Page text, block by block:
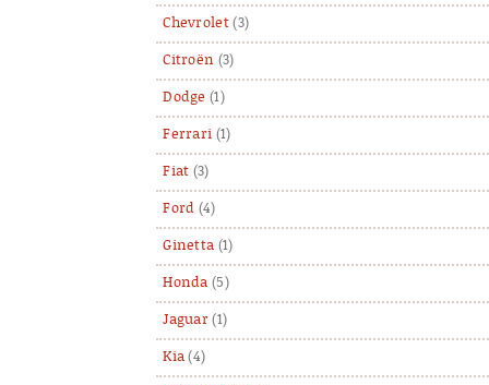
Chevrolet(3)
Citroën (3)
Dodge (1)
Ferrari (1)
Fiat (3)
Ford (4)
Ginetta (1)
Honda (5)
Jaguar (1)
Kia (4)